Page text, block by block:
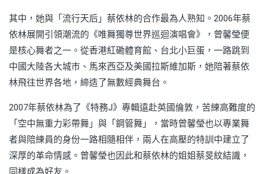
其中，她與「流行天后」蔡依林的合作最為人熟知。2006年蔡
依林展開引領潮流的《唯舞獨尊世界巡迴演唱會》，曾馨瑩便
是核心舞者之一。從香港紅磡體育館、台北小巨蛋，一路跳到
中國大陸各大城市、馬來西亞及美國拉斯維加斯，她陪著蔡依
林飛往世界各地，締造了無數經典舞台。
2007年蔡依林為了《特務J》專輯遠赴英國倫敦，苦練高難度的
「空中無重力彩帶舞」與「鋼管舞」，當時曾馨瑩也以專業舞
者與陪練員的身份一路相隨相伴，兩人在高壓的特訓中建立了
深厚的革命情感。曾馨瑩也因此和蔡依林的姐姐蔡旻紋結識，
同樣成為好友。